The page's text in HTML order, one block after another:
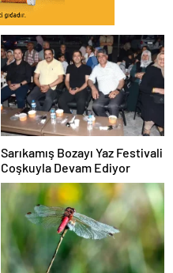
Sarıkamış Bozayı Yaz Festivali
Coşkuyla Devam Ediyor